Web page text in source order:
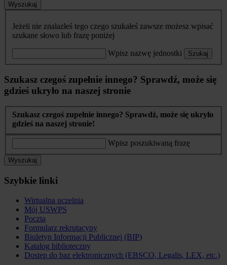
Wyszukaj
Jeżeli nie znalazłeś tego czego szukałeś zawsze możesz wpisać
szukane słowo lub frazę poniżej
Wpisz nazwę jednostki Szukaj
Szukasz czegoś zupełnie innego? Sprawdź, może się
gdzieś ukryło na naszej stronie
Szukasz czegoś zupełnie innego? Sprawdź, może się ukryło
gdzieś na naszej stronie!
Wpisz poszukiwaną frazę
Wyszukaj
Szybkie linki
Wirtualna uczelnia
Mój USWPS
Poczta
Formularz rekrutacyny
Biuletyn Informacji Publicznej (BIP)
Katalog biblioteczny
Dostęp do baz elektronicznych (EBSCO, Legalis, LEX, etc.)